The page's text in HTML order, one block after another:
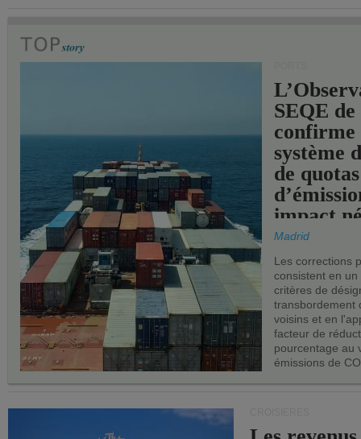
SEQE de
confirme
système
de quotas
impact
les ports
Madrid
Les corrections
consistent en
critères de
transbordement
voisins et en
facteur de
pourcentage au
émissions de